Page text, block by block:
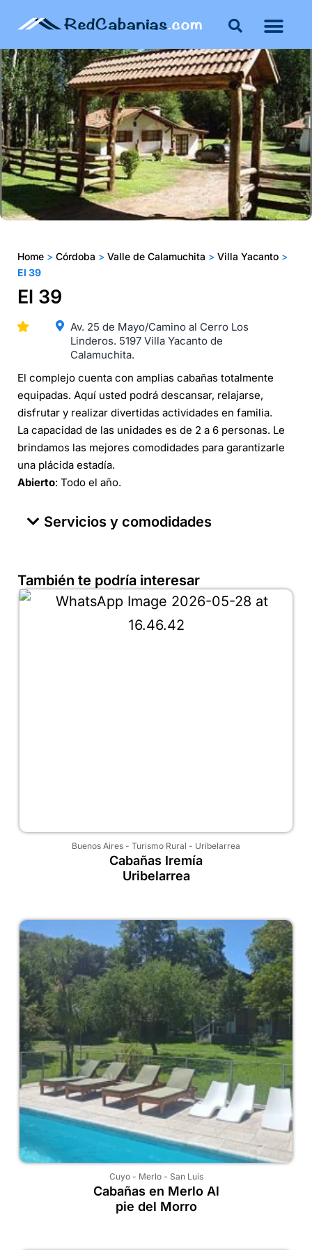
Home > Córdoba > Valle de Calamuchita > Villa Yacanto >
El 39
El 39
Av. 25 de Mayo/Camino al Cerro Los
Linderos. 5197 Villa Yacanto de
Calamuchita.
El complejo cuenta con amplias cabañas totalmente
equipadas. Aquí usted podrá descansar, relajarse,
disfrutar y realizar divertidas actividades en familia.
La capacidad de las unidades es de 2 a 6 personas. Le
brindamos las mejores comodidades para garantizarle
una plácida estadía.
Abierto: Todo el año.
Servicios y comodidades
También te podría interesar
Buenos Aires - Turismo Rural - Uribelarrea
Cabañas Iremía
Uribelarrea
Cuyo- Merlo- San Luis
Cabañas en Merlo Al
pie del Morro